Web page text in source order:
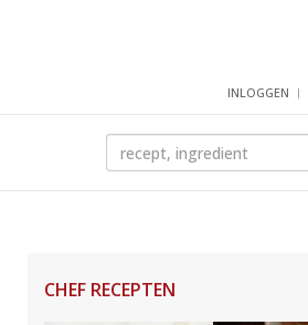
INLOGGEN
CHEF RECEPTEN